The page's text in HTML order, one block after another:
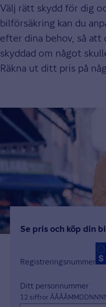
Välj rätt skydd för dig
bilförsäkring kan du
efter dina behov, så
skyddad om något
Räkna ut ditt pris på
Se pris och köp din
Registreringsnummer
Ditt personnummer
12 siffror